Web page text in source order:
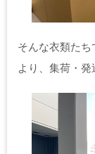
そんな衣類たち
より、集荷・発